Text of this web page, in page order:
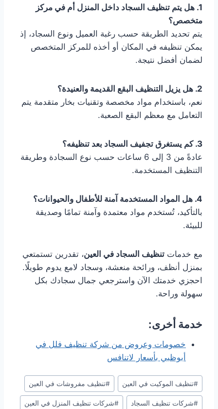
1. هل يتم تنظيف السجاد داخل المنزل أم في مركز
متخصص؟
يتم تحديد الطريقة حسب رغبة العميل ونوع السجاد، إذ
يمكن تنظيفه في المكان أو أخذه للمركز المتخصص
لضمان أفضل نتيجة.
2. هل يزيل التنظيف البقع القديمة والعنيدة؟
نعم، باستخدام مواد مخصصة وتقنيات بخار متقدمة يتم
التعامل مع معظم البقع الصعبة.
3. كم يستغرق تجفيف السجاد بعد تنظيفه؟
عادةً من 3 إلى 6 ساعات حسب نوع السجادة وطريقة
التنظيف المستخدمة.
4. هل المواد المستخدمة آمنة للأطفال والحيوانات؟
بالتأكيد، تُستخدم مواد معتمدة وآمنة تمامًا وصديقة
للبيئة.
مع خدمات تنظيف السجاد في العين، تقدرين تستمتعي
بمنزل أنظف، ورائحة منعشة، وسجاد لامع يدوم طويلًا.
احجزي خدمتك الآن واسترجعي جمال سجادك بكل
سهولة وراحة.
خدمة أخرى:
خصومات وعروض من شركة تنظيف فلل في
أبوظبي بأسعار لاتنافس
وسوم
المقال:
#تنظيف الموكيت في العين #تنظيف مفروشات في العين
#شركات تنظيف السجاد #شركات تنظيف المنزل في العين